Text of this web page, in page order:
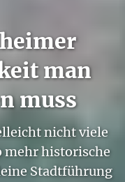
man
muss
nicht viele
mehr historische
Stadtführung